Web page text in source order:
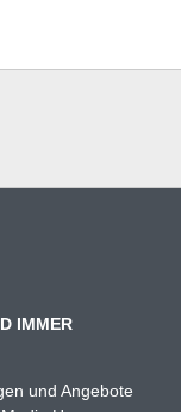
IMMER
und Angebote